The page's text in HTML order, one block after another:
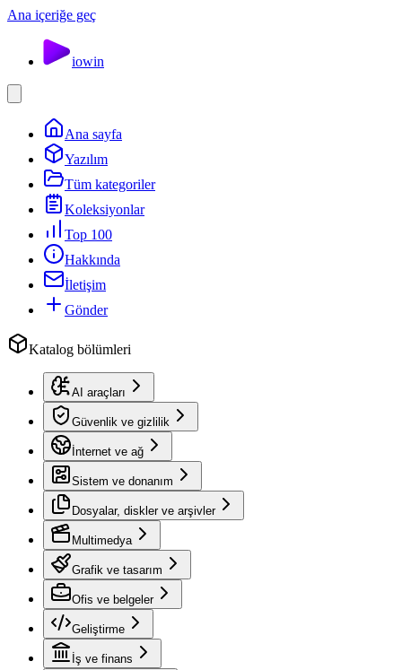
Ana içeriğe geç
iowin
Ana sayfa
Yazılım
Tüm kategoriler
Koleksiyonlar
Top 100
Hakkında
İletişim
Gönder
Katalog bölümleri
AI araçları
Güvenlik ve gizlilik
İnternet ve ağ
Sistem ve donanım
Dosyalar, diskler ve arşivler
Multimedya
Grafik ve tasarım
Ofis ve belgeler
Geliştirme
İş ve finans